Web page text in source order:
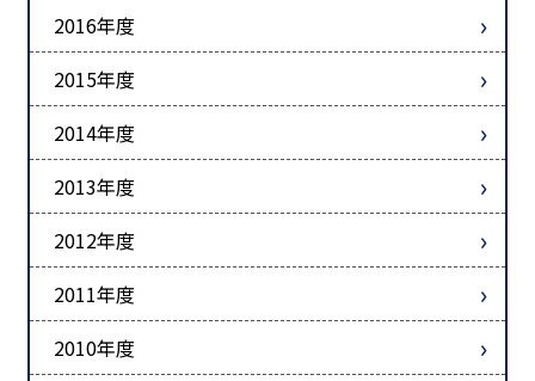
2016年度
2015年度
2014年度
2013年度
2012年度
2011年度
2010年度